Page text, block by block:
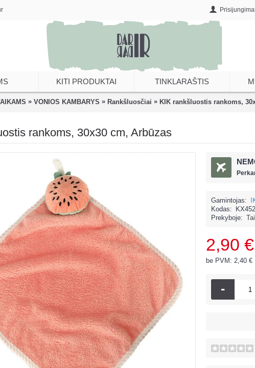
KITI PRODUKTAI TINKLARAŠTIS
» VONIOS KAMBARYS » Rankšluosčiai » KIK rankšluostis rankoms,
rankoms, 30x30 cm, Arbūzas
Gamintojas:
Kodas:
Prekyboje:
2,90 €
be PVM: 2,40 €
-